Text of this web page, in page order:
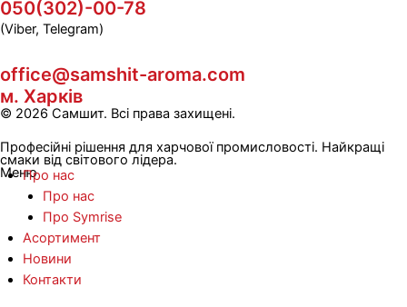
050(302)-00-78
(Viber, Telegram)
office@samshit-aroma.com
м. Харків
© 2026 Самшит. Всі права захищені.
Професійні рішення для харчової промисловості. Найкращі
смаки від світового лідера.
МенюПро нас
Про нас
Про Symrise
Асортимент
Новини
Контакти